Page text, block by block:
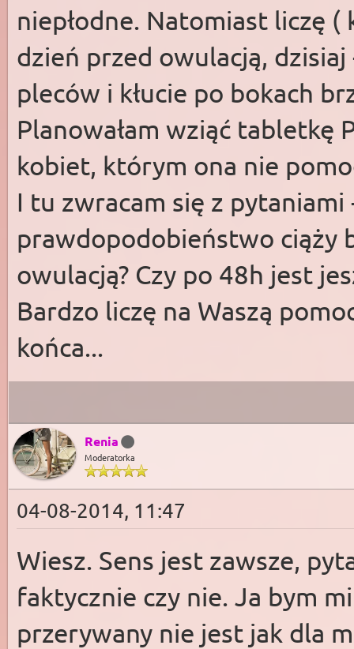
niepłodne. Natomiast liczę (
dzień przed owulacją,
pleców i kłucie po bokach
Planowałam wziąć tabletkę
kobiet, którym ona nie
I tu zwracam się z pytaniami
prawdopodobieństwo ciąży
owulacją? Czy po 48h jest
Bardzo liczę na Waszą
końca...
Renia
Moderatorka
04-08-2014, 11:47
Wiesz. Sens jest zawsze,
faktycznie czy nie. Ja bym
przerywany nie jest jak dla